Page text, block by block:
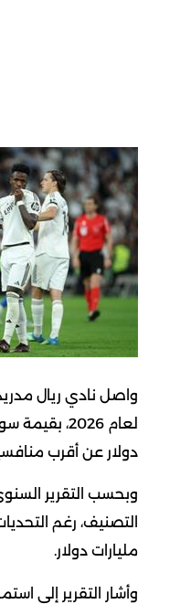
واصل نادي ريال
دولار عن أقرب
مليارات دولار.